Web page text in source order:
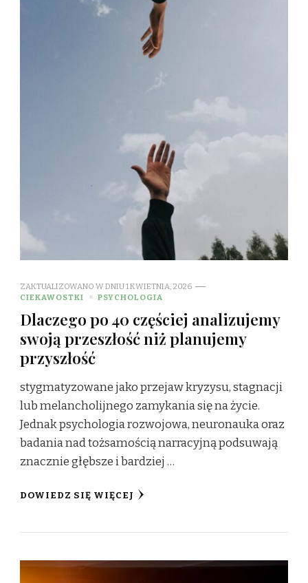
ZAKTUALIZOWANO W DNIU1 KWIETNIA, 2026
CIEKAWOSTKI
PSYCHOLOGIA
Dlaczego po 40 częściej analizujemy
swoją przeszłość niż planujemy
przyszłość
stygmatyzowane jako przejaw kryzysu, stagnacji
lub melancholijnego zamykania się na życie.
Jednak psychologia rozwojowa, neuronauka oraz
badania nad tożsamością narracyjną podsuwają
znacznie głębsze i bardziej …
DOWIEDZ SIĘ WIĘCEJ